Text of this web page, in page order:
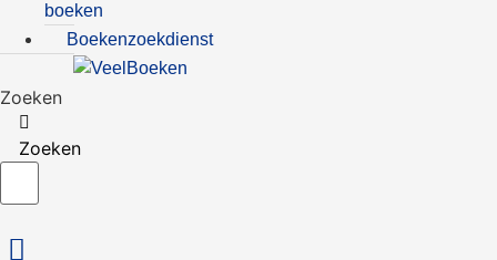
boeken
Boekenzoekdienst
Zoeken
Zoeken